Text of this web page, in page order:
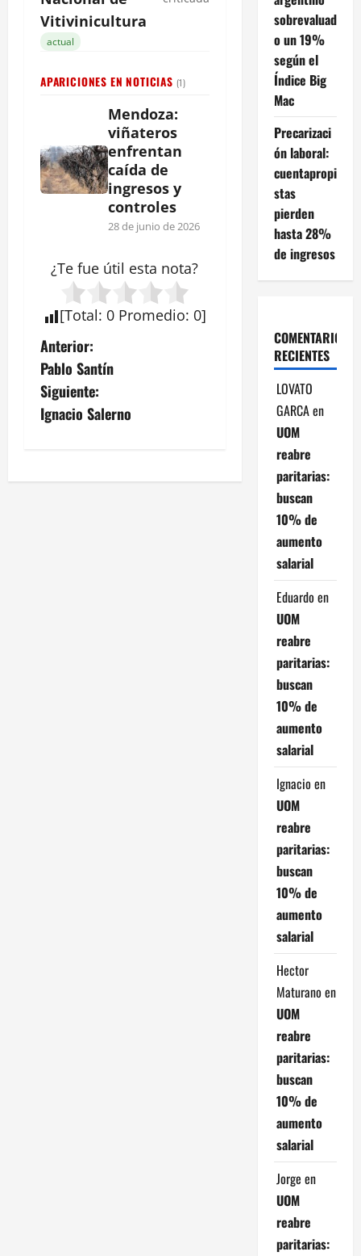
Vitivinicultura
actual
APARICIONES EN NOTICIAS (1)
Mendoza:
viñateros
enfrentan
caída de
ingresos y
controles
28 de junio de 2026
¿Te fue útil esta nota?
[Total: 0 Promedio: 0]
N
a
v
g
Anterior:
Pablo Santín
Siguiente:
Ignacio Salerno
sobrevaluad
o un 19%
según el
Índice Big
Mac
Precarizaci
ón laboral:
cuentapropi
stas
pierden
hasta 28%
de ingresos
COMENTARIOS
RECIENTES
LOVATO
GARCAen
UOM
reabre
paritarias:
buscan
10% de
aumento
salarial
Eduardo en
UOM
reabre
paritarias:
buscan
10% de
aumento
salarial
Ignacio en
UOM
reabre
paritarias:
buscan
10% de
aumento
salarial
Hector
Maturano en
UOM
reabre
paritarias:
buscan
10% de
aumento
salarial
Jorge en
UOM
reabre
paritarias: